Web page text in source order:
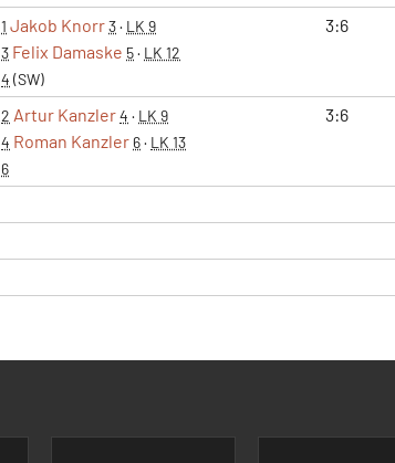
1 Jakob Knorr3· LK 9
3 Felix Damaske 5· LK 12
4 (SW)
3:6
2 Artur Kanzler4 · LK 9
4 Roman Kanzler 6· LK 13
6
3:6